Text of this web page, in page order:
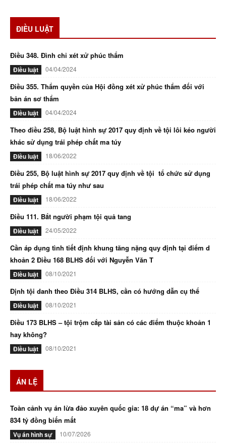
ĐIỀU LUẬT
Điều 348. Đình chỉ xét xử phúc thẩm
Điều luật 04/04/2024
Điều 355. Thẩm quyền của Hội đồng xét xử phúc thẩm đối với
bản án sơ thẩm
Điều luật 04/04/2024
Theo điều 258, Bộ luật hình sự 2017 quy định về tội lôi kéo người
khác sử dụng trái phép chất ma túy
Điều luật 18/06/2022
Điều 255, Bộ luật hình sự 2017 quy định về tội tổ chức sử dụng
trái phép chất ma túy như sau
Điều luật 18/06/2022
Điều 111. Bắt người phạm tội quả tang
Điều luật 24/05/2022
Cần áp dụng tình tiết định khung tăng nặng quy định tại điểm d
khoản 2 Điều 168 BLHS đối với Nguyễn Văn T
Điều luật 08/10/2021
Định tội danh theo Điều 314 BLHS, cần có hướng dẫn cụ thể
Điều luật 08/10/2021
Điều 173 BLHS – tội trộm cắp tài sản có các điểm thuộc khoản 1
hay không?
Điều luật 08/10/2021
ÁN LỆ
Toàn cảnh vụ án lừa đảo xuyên quốc gia: 18 dự án “ma” và hơn
834 tỷ đồng biến mất
Vụ án hình sự 10/07/2026